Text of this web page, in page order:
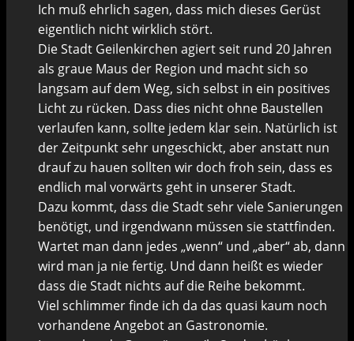
Ich muß ehrlich sagen, dass mich dieses Gerüst
eigentlich nicht wirklich stört.
Die Stadt Geilenkirchen agiert seit rund 20 Jahren
als graue Maus der Region und macht sich so
langsam auf dem Weg, sich selbst in ein positives
Licht zu rücken. Dass dies nicht ohne Baustellen
verlaufen kann, sollte jedem klar sein. Natürlich ist
der Zeitpunkt sehr ungeschickt, aber anstatt nun
drauf zu hauen sollten wir doch froh sein, dass es
endlich mal vorwärts geht in unserer Stadt.
Dazu kommt, dass die Stadt sehr viele Sanierungen
benötigt, und irgendwann müssen sie stattfinden.
Wartet man dann jedes „wenn“ und „aber“ ab, dann
wird man ja nie fertig. Und dann heißt es wieder
dass die Stadt nichts auf die Reihe bekommt.
Viel schlimmer finde ich da das quasi kaum noch
vorhandene Angebot an Gastronomie.